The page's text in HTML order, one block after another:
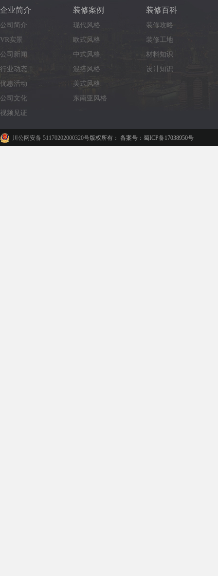
企业简介
公司简介
VR实景
公司新闻
行业动态
优惠活动
公司文化
视频见证
装修案例
现代风格
欧式风格
中式风格
混搭风格
美式风格
东南亚风格
装修百科
装修攻略
装修工地
材料知识
设计知识
川公网安备 51170202000320号版权所有： 备案号：蜀ICP备17038950号